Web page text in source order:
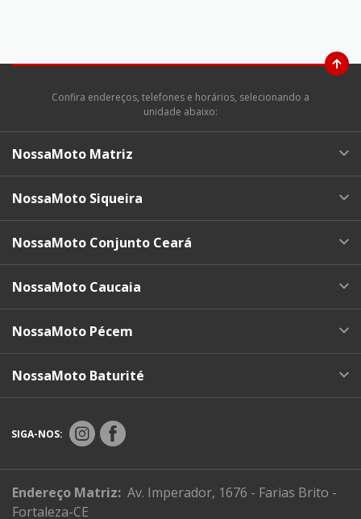
Confira endereços, telefones e horários, selecionando a
unidade abaixo:
NossaMoto Matriz
NossaMoto Siqueira
NossaMoto Conjunto Ceará
NossaMoto Caucaia
NossaMoto Pécem
NossaMoto Baturité
SIGA-NOS:
Endereço Matriz: Av. Imperador, 1676 - Farias Brito -
Fortaleza-CE